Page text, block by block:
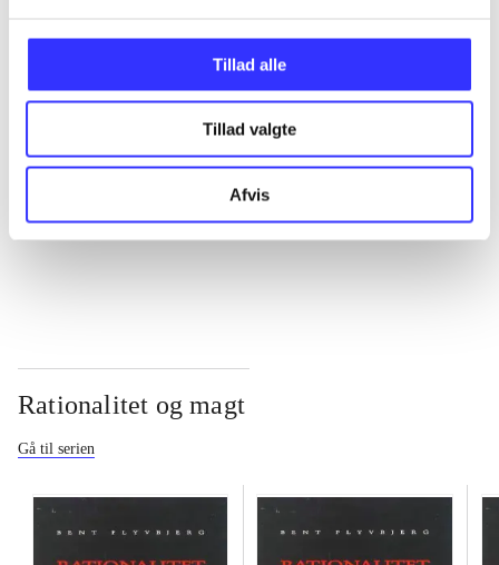
Tillad alle
Tillad valgte
Afvis
...
...
Rationalitet og magt
Gå til serien